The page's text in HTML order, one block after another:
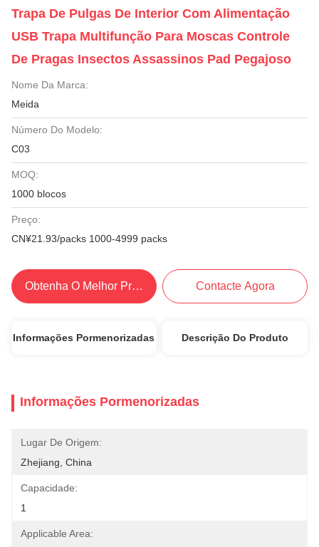
Trapa De Pulgas De Interior Com Alimentação
USB Trapa Multifunção Para Moscas Controle
De Pragas Insectos Assassinos Pad Pegajoso
Nome Da Marca:
Meida
Número Do Modelo:
C03
MOQ:
1000 blocos
Preço:
CN¥21.93/packs 1000-4999 packs
Obtenha O Melhor Preço Contacte Agora
Informações Pormenorizadas Descrição Do Produto
Informações Pormenorizadas
Lugar De Origem:
Zhejiang, China
Capacidade:
1
Applicable Area: